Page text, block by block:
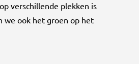
verschillende plekken is
we ook het groen op het